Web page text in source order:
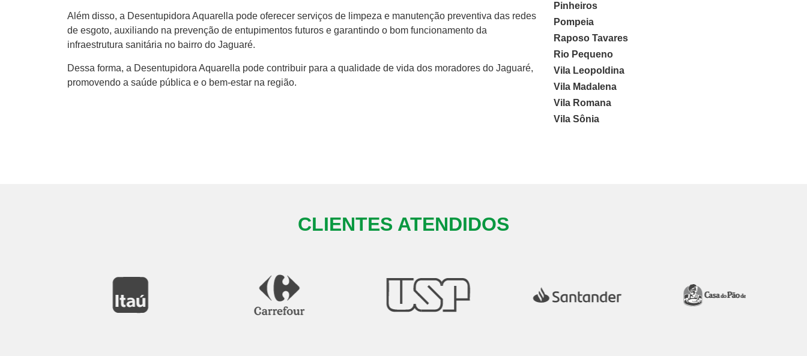
Além disso, a Desentupidora Aquarella pode oferecer serviços de limpeza e manutenção preventiva das redes
de esgoto, auxiliando na prevenção de entupimentos futuros e garantindo o bom funcionamento da
infraestrutura sanitária no bairro do Jaguaré.
Dessa forma, a Desentupidora Aquarella pode contribuir para a qualidade de vida dos moradores do Jaguaré,
promovendo a saúde pública e o bem-estar na região.
Pinheiros
Pompeia
Raposo Tavares
Rio Pequeno
Vila Leopoldina
Vila Madalena
Vila Romana
Vila Sônia
CLIENTES ATENDIDOS